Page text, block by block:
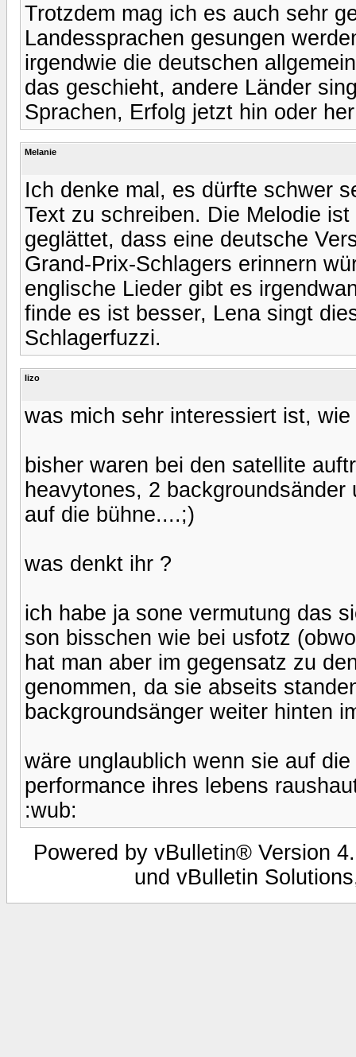
Trotzdem mag ich es auch sehr
Landessprachen gesungen
irgendwie die deutschen
das geschieht, andere Länder
Sprachen, Erfolg jetzt hin oder
Melanie
Ich denke mal, es dürfte schwer
Text zu schreiben. Die Melodie
geglättet, dass eine deutsche
Grand-Prix-Schlagers erinnern
englische Lieder gibt es
finde es ist besser, Lena singt
Schlagerfuzzi.
lizo
was mich sehr interessiert ist,
bisher waren bei den satellite
heavytones, 2
auf die bühne....;)
was denkt ihr ?
ich habe ja sone vermutung das
son bisschen wie bei usfotz
hat man aber im gegensatz zu
genommen, da sie abseits
backgroundsänger weiter hinten
wäre unglaublich wenn sie auf
performance ihres lebens
:wub:
Powered by vBulletin® Version
und vBulletin